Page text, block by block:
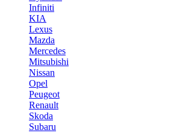
Infiniti
KIA
Lexus
Mazda
Mercedes
Mitsubishi
Nissan
Opel
Peugeot
Renault
Skoda
Subaru